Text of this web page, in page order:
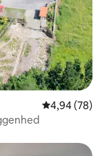
4,94 ud af 5 i
4,94 (78)